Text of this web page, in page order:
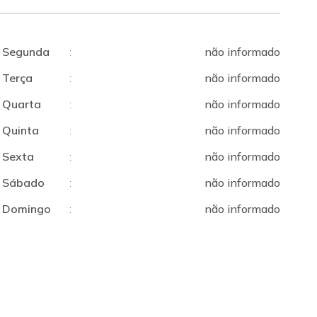
Segunda :
não informado
Terça
:
não informado
Quarta
:
não informado
Quinta
:
não informado
Sexta
:
não informado
Sábado
:
não informado
Domingo
: não informado